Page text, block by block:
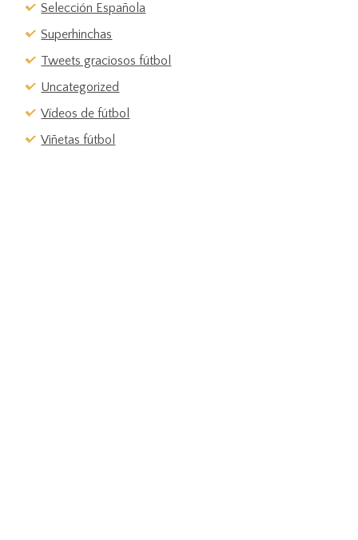
Selección Española
Superhinchas
Tweets graciosos fútbol
Uncategorized
Vídeos de fútbol
Viñetas fútbol